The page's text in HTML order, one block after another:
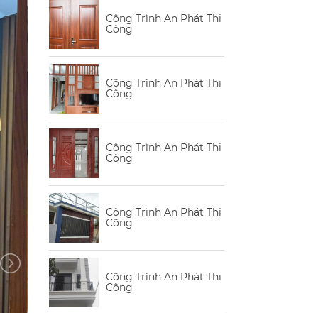
Công Trình An Phát Thi
Công
Công Trình An Phát Thi
Công
Công Trình An Phát Thi
Công
Công Trình An Phát Thi
Công
Công Trình An Phát Thi
Công